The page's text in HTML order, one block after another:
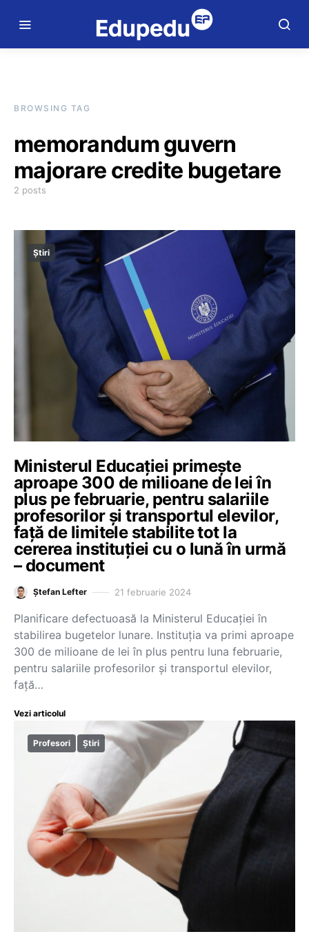
BROWSING TAG
memorandum guvern
majorare credite bugetare
2 posts
Știri
Ministerul Educației primește
aproape 300 de milioane de lei în
plus pe februarie, pentru salariile
profesorilor și transportul elevilor,
față de limitele stabilite tot la
cererea instituției cu o lună în urmă
– document
Ștefan Lefter 21 februarie 2024
Planificare defectuoasă la Ministerul Educației în
stabilirea bugetelor lunare. Instituția va primi aproape
300 de milioane de lei în plus pentru luna februarie,
pentru salariile profesorilor și transportul elevilor,
față…
Vezi articolul
Profesori Știri